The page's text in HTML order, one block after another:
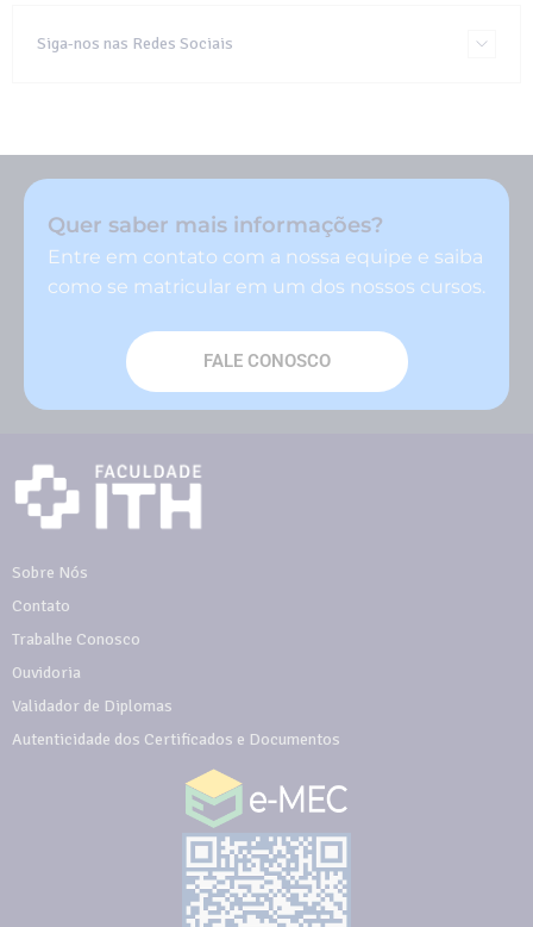
Siga-nos nas Redes Sociais
Quer saber mais informações?
Entre em contato com a nossa equipe e saiba
como se matricular em um dos nossos cursos.
FALE CONOSCO
Sobre Nós
Contato
Trabalhe Conosco
Ouvidoria
Validador de Diplomas
Autenticidade dos Certificados e Documentos